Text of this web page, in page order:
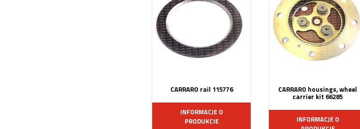
CARRARO rail 115776
INFORMACJE O
PRODUKCIE
CARRARO housings, wheel
carrier kit 66285
INFORMACJE O